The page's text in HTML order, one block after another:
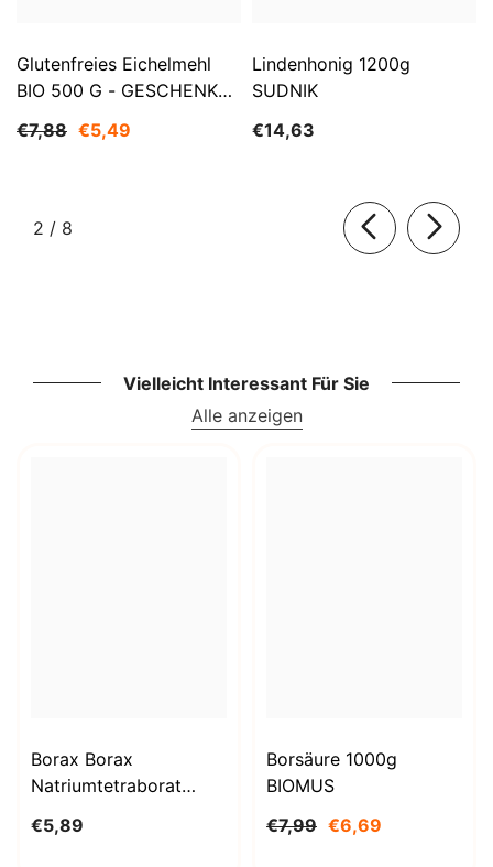
Glutenfreies Eichelmehl
BIO 500 G - GESCHENKE
€7,88 €5,49
Lindenhonig 1200g
SUDNIK
€14,63
2 / von
8
Vielleicht Interessant Für Sie
Alle anzeigen
Borax Borax
Natriumtetraborat
STANLAB
€5,89
Borsäure 1000g
BIOMUS
€7,99 €6,69